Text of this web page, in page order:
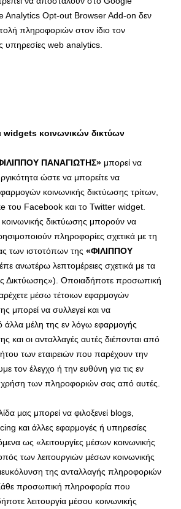
Analytics Opt-out Browser Add-on δεν
πληροφοριών στον ίδιο τον
υπηρεσίες web analytics.
widgets κοινωνικών δικτύων
ΠΑΝΑΓΙΩΤΗΣ» μπορεί να
ώστε να μπορείτε να
κοινωνικής δικτύωσης τρίτων,
του Facebook και το Twitter widget.
κοινωνικής δικτύωσης μπορούν να
πληροφορίες σχετικά με τη
των ιστοτόπων της «ΦΙΛΙΠΠΟΥ
ανωτέρω λεπτομέρειες σχετικά με τα
Δικτύωσης»). Οποιαδήποτε προσωπική
μέσω τέτοιων εφαρμογών
μπορεί να συλλεγεί και να
άλλα μέλη της εν λόγω εφαρμογής
και οι ανταλλαγές αυτές διέπονται από
των εταιρειών που παρέχουν την
τον έλεγχο ή την ευθύνη για τις εν
χρήση των πληροφοριών σας από αυτές.
μας μπορεί να φιλοξενεί blogs,
και άλλες εφαρμογές ή υπηρεσίες
ως «λειτουργίες μέσων κοινωνικής
των λειτουργιών μέσων κοινωνικής
της ανταλλαγής πληροφοριών
προσωπική πληροφορία που
λειτουργία μέσου κοινωνικής